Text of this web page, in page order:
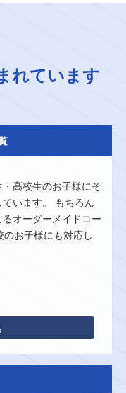
れています
高校生のお子様にそ
います。 もちろん
オーダーメイドコー
お子様にも対応し